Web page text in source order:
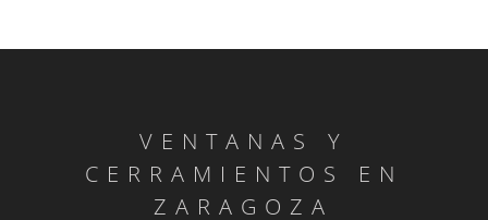
VENTANAS Y
CERRAMIENTOS EN
ZARAGOZA